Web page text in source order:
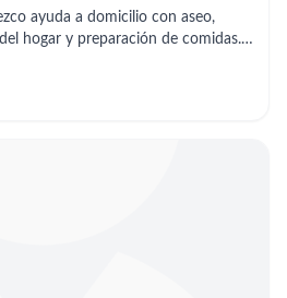
ayuda a domicilio con aseo,
hogar y preparación de comidas.
a los horarios que necesites.